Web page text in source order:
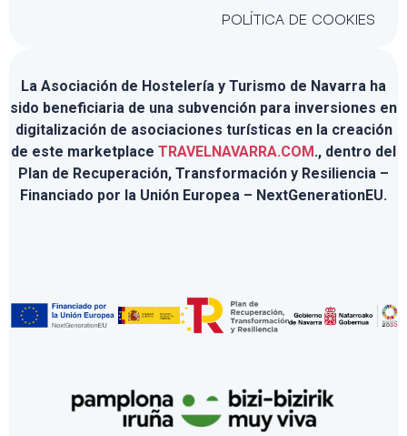
POLÍTICA DE COOKIES
La Asociación de Hostelería y Turismo de Navarra ha
sido beneficiaria de una subvención para inversiones en
digitalización de asociaciones turísticas en la creación
de este marketplace TRAVELNAVARRA.COM ., dentro del
Plan de Recuperación, Transformación y Resiliencia –
Financiado por la Unión Europea – NextGenerationEU.